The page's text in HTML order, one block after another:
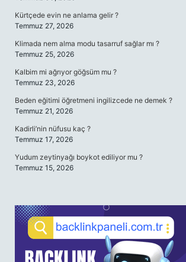
Kürtçede evin ne anlama gelir ?
Temmuz 27, 2026
Klimada nem alma modu tasarruf sağlar mı ?
Temmuz 25, 2026
Kalbim mi ağrıyor göğsüm mu ?
Temmuz 23, 2026
Beden eğitimi öğretmeni ingilizcede ne demek ?
Temmuz 21, 2026
Kadirli’nin nüfusu kaç ?
Temmuz 17, 2026
Yudum zeytinyağı boykot ediliyor mu ?
Temmuz 15, 2026